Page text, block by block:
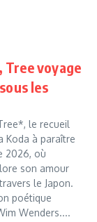
Tree voyage
les
le recueil
Koda à paraître
2026, où
son amour
le Japon.
poétique
Wenders....